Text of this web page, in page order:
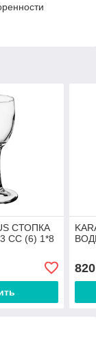
СТОПКА
СС (6) 1*8
820